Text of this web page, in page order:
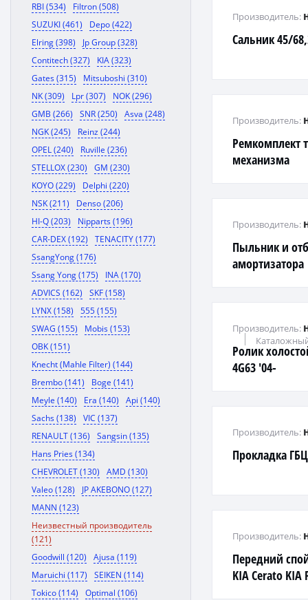
RBI (534)
Filtron (508)
SUZUKI (461)
Depo (422)
Elring (398)
Jp Group (328)
Contitech (327)
KIA (323)
Gates (315)
Mitsuboshi (310)
NK (309)
Lpr (307)
NOK (296)
GMB (266)
SNR (250)
Asva (248)
NGK (245)
Reinz (244)
OPEL (240)
Ruville (236)
STELLOX (230)
GM (230)
KOYO (229)
Delphi (220)
NSK (211)
Denso (206)
HI-Q (203)
Nipparts (196)
CAR-DEX (192)
TENACITY (177)
SsangYong (176)
Ssang Yong (175)
INA (170)
ADVICS (162)
SKF (158)
LYNX (158)
555 (155)
SWAG (155)
Mobis (153)
OBK (151)
Knecht (Mahle Filter) (144)
Brembo (141)
Boge (141)
Meyle (140)
Era (140)
Api (140)
Sachs (138)
VIC (137)
RENAULT (136)
Sangsin (135)
Hans Pries (134)
CHEVROLET (130)
AMD (130)
Valeo (128)
JP AKEBONO (127)
MANN (123)
Неизвестный производитель
(121)
Goodwill (120)
Ajusa (119)
Maruichi (117)
SEIKEN (114)
Tokico (114)
Optimal (106)
Сальник 45/
Производитель:
Ремкомплект
механизма
Производитель:
Пыльник и
амортизатора
Производитель:
Ролик
4G63 '04-
Производитель:
Прокладка ГБЦ
Производитель:
Передний
KIA Cerato KIA
Производитель: